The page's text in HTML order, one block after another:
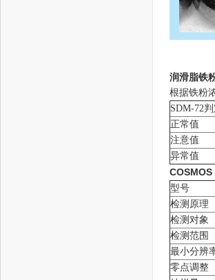
润滑脂铁
根据铁粉
SDM-72
正常值
注意值
异常值
检测原理
检测对象
检测范围
最小分辨
零点调整